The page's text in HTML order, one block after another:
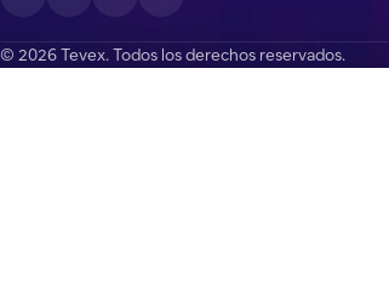
© 2026 Tevex. Todos los derechos reservados.